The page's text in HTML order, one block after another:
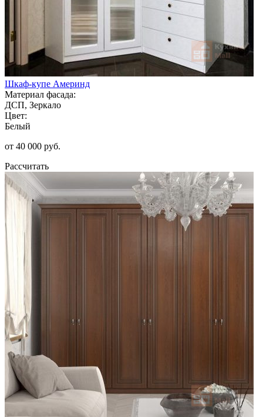
Шкаф-купе Америнд
Материал фасада:
ДСП, Зеркало
Цвет:
Белый
от 40 000 руб.
Рассчитать